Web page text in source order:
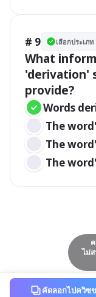
# 9 เลือกประเภท
What
'derivation'
provide?
Words
The
The
The
ไม่
คัดลอกไปควิซ